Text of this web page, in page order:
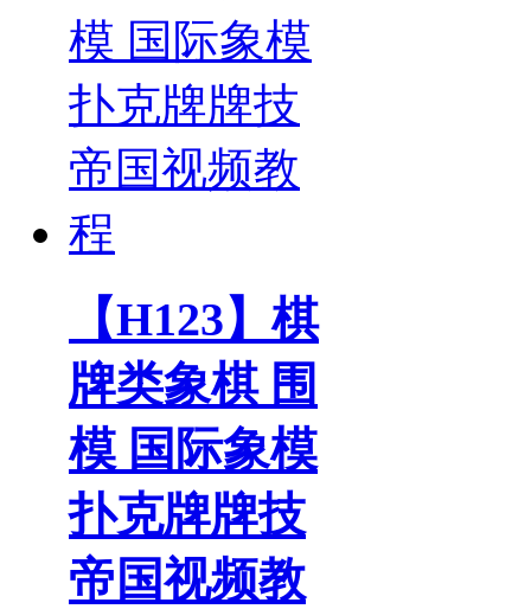
【H123】棋
牌类象棋 围
模 国际象模
扑克牌牌技
帝国视频教